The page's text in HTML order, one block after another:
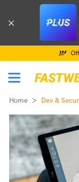
Home Dev &
Applicazioni del 5G: